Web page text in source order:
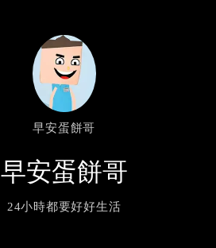
早安蛋餅哥
早安蛋餅哥
24小時都要好好生活